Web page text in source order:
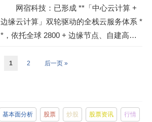
事，建立在极其健康的财务状况之上。核
心CDN业务（前三季度营收21.77亿元）和
安全业务...
网宿科技：已形成 **「中心云计算 +
边缘云计算」双轮驱动的全栈云服务体系 *
*，依托全球 2800 + 边缘节点、自建高品
边缘、覆盖算力 - 存储 - 网络 - 安全的一体
宿云计算业务以 **“中立第三方、...
1 2 后一页 »
基本面分析 股票 炒股 股票资讯 行情